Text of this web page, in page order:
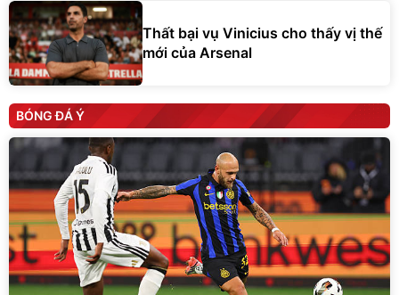
Thất bại vụ Vinicius cho thấy vị thế
mới của Arsenal
BÓNG ĐÁ Ý